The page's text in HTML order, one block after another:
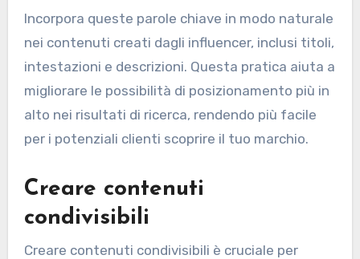
Incorpora queste parole chiave in modo naturale
nei contenuti creati dagli influencer, inclusi titoli,
intestazioni e descrizioni. Questa pratica aiuta a
migliorare le possibilità di posizionamento più in
alto nei risultati di ricerca, rendendo più facile
per i potenziali clienti scoprire il tuo marchio.
Creare contenuti
condivisibili
Creare contenuti condivisibili è cruciale per